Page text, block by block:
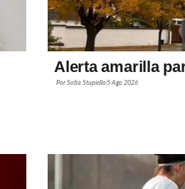
Alerta amarilla
Por Sofía Stupiello5 Ago 2026